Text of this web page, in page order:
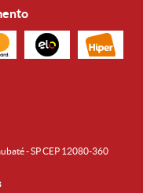
- SP CEP 12080-360